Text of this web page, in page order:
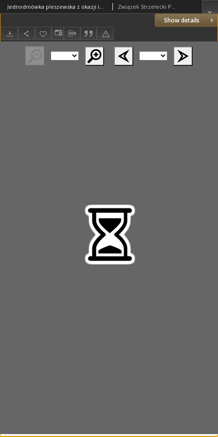
Show details
Jednodniówka pleszewska z okazji imienin Marszałka Piłsudskiego 19. III. 1930 Związek Strzelecki Powiatu Pleszewskiego